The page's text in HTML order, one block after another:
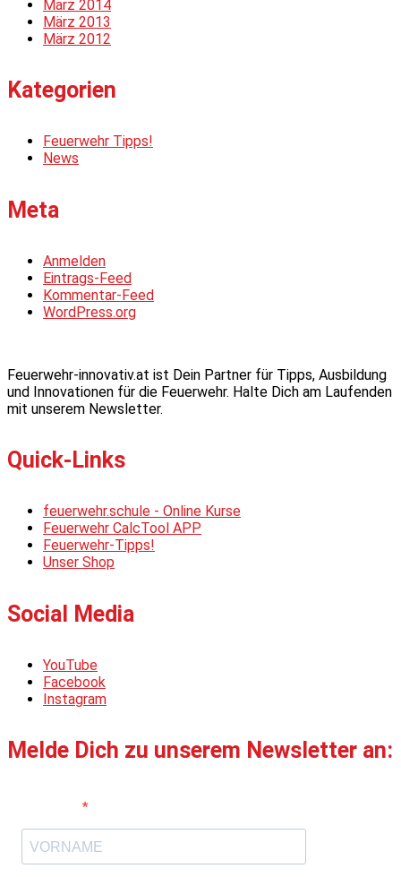
März 2014
März 2013
März 2012
Kategorien
Feuerwehr Tipps!
News
Meta
Anmelden
Eintrags-Feed
Kommentar-Feed
WordPress.org
Feuerwehr-innovativ.at ist Dein Partner für Tipps, Ausbildung
und Innovationen für die Feuerwehr. Halte Dich am Laufenden
mit unserem Newsletter.
Quick-Links
feuerwehr.schule - Online Kurse
Feuerwehr CalcTool APP
Feuerwehr-Tipps!
Unser Shop
Social Media
YouTube
Facebook
Instagram
Melde Dich zu unserem Newsletter an: